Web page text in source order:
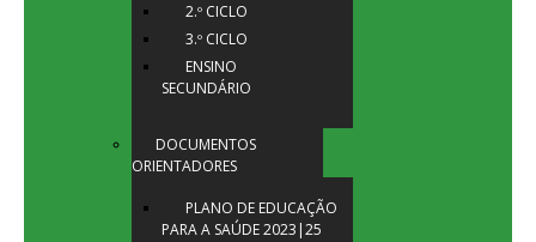
2.º CICLO
3.º CICLO
ENSINO
SECUNDÁRIO
DOCUMENTOS
ORIENTADORES
PLANO DE EDUCAÇÃO
PARA A SAÚDE 2023|25